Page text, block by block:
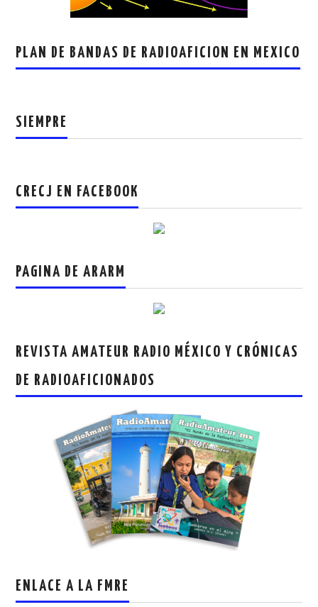
PLAN DE BANDAS DE RADIOAFICION EN MEXICO
SIEMPRE
CRECJ EN FACEBOOK
PAGINA DE ARARM
REVISTA AMATEUR RADIO MÉXICO Y CRÓNICAS
DE RADIOAFICIONADOS
ENLACE A LA FMRE